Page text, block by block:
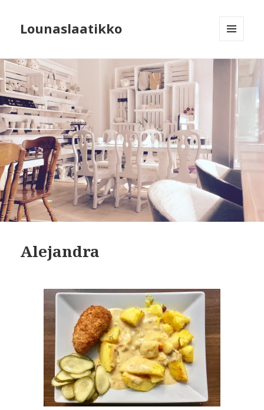
Lounaslaatikko
WIDGETS
Alejandra